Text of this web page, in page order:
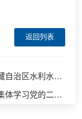
返回列表
上一篇：京水江河公司组织召开西藏自治区水利水电施工企业安全生产标准化二级达标建设培训会
下一篇：京水江河公司临时党支部集体学习党的二十大精神